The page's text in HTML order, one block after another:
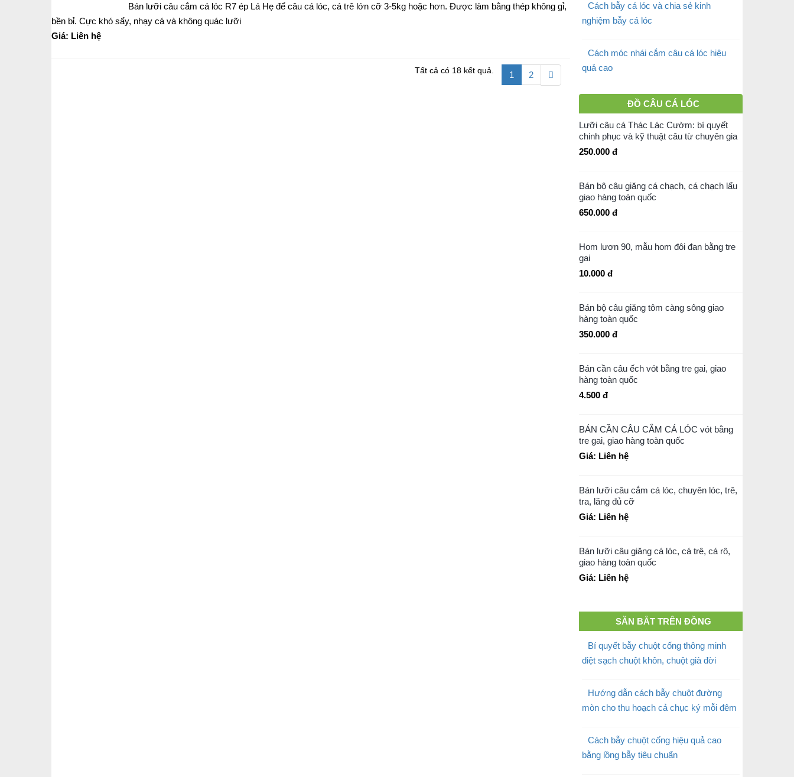
Bán lưỡi câu cắm cá lóc R7 ép Lá Hẹ để câu cá lóc, cá trê lớn cỡ 3-5kg hoặc hơn. Được làm bằng thép không gỉ,
bền bỉ. Cực khó sẩy, nhạy cá và không quác lưỡi
Giá: Liên hệ
Tất cả có 18 kết quả. 1 2
Cách bẫy cá lóc và chia sẻ kinh
nghiệm bẫy cá lóc
Cách móc nhái cắm câu cá lóc hiệu
quả cao
ĐỒ CÂU CÁ LÓC
Lưỡi câu cá Thác Lác Cườm: bí quyết
chinh phục và kỹ thuật câu từ chuyên gia
250.000 đ
Bán bộ câu giăng cá chạch, cá chạch lấu
giao hàng toàn quốc
650.000 đ
Hom lươn 90, mẫu hom đôi đan bằng tre
gai
10.000 đ
Bán bộ câu giăng tôm càng sông giao
hàng toàn quốc
350.000 đ
Bán cần câu ếch vót bằng tre gai, giao
hàng toàn quốc
4.500 đ
BÁN CẦN CÂU CẮM CÁ LÓC vót bằng
tre gai, giao hàng toàn quốc
Giá: Liên hệ
Bán lưỡi câu cắm cá lóc, chuyên lóc, trê,
tra, lăng đủ cỡ
Giá: Liên hệ
Bán lưỡi câu giăng cá lóc, cá trê, cá rô,
giao hàng toàn quốc
Giá: Liên hệ
SĂN BẮT TRÊN ĐỒNG
Bí quyết bẫy chuột cống thông minh
diệt sạch chuột khôn, chuột già đời
Hướng dẫn cách bẫy chuột đường
mòn cho thu hoạch cả chục ký mỗi đêm
Cách bẫy chuột cống hiệu quả cao
bằng lồng bẫy tiêu chuẩn